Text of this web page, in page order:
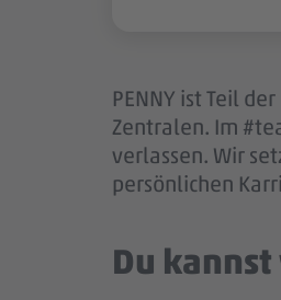
PENNY ist Teil
Zentralen. Im
verlassen. Wir
persönlichen
Du